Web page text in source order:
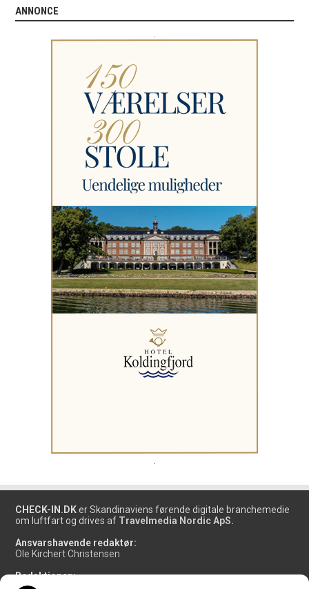
ANNONCE
CHECK-IN.DK er Skandinaviens førende digitale branchemedie
om luftfart og drives af Travelmedia Nordic ApS.
Ansvarshavende redaktør:
Ole Kirchert Christensen
Redaktionen: